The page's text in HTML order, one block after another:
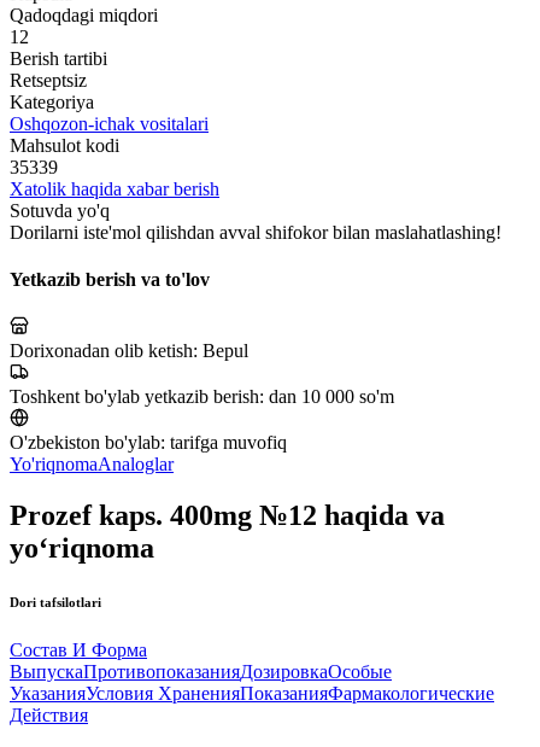
Qadoqdagi miqdori
12
Berish tartibi
Retseptsiz
Kategoriya
Oshqozon-ichak vositalari
Mahsulot kodi
35339
Xatolik haqida xabar berish
Sotuvda yo'q
Dorilarni iste'mol qilishdan avval shifokor bilan maslahatlashing!
Yetkazib berish va to'lov
Dorixonadan olib ketish: Bepul
Toshkent bo'ylab yetkazib berish: dan 10 000 so'm
O'zbekiston bo'ylab: tarifga muvofiq
Yo'riqnomaAnaloglar
Prozef kaps. 400mg №12 haqida va
yo‘riqnoma
Dori tafsilotlari
Состав И Форма
ВыпускаПротивопоказанияДозировкаОсобые
УказанияУсловия ХраненияПоказанияФармакологические
Действия